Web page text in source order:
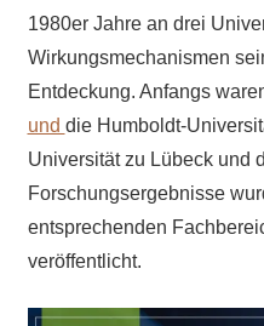
1980er Jahre an drei
Wirkungsmechanismen
Entdeckung. Anfangs
und die Humboldt-
Universität zu Lübeck und
Forschungsergebnisse
entsprechenden
veröffentlicht.